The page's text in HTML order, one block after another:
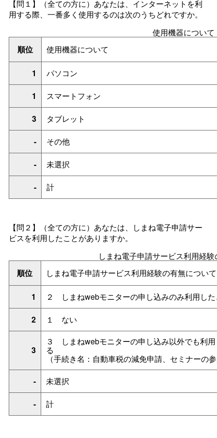
【問１】
（全ての方に）あなたは、インターネットを利
用する際、一番多く使用するのは次のうちどれですか。
使用機器について
順位
使用機器について
1 パソコン
1 スマートフォン
3 タブレット
- その他
- 未選択
- 計
【問２】
（全ての方に）あなたは、しまね電子申請サー
ビスを利用したことがありますか。
しまね電子申請サービス利用経
順位
しまね電子申請サービス利用経験の有無について
1 ２ しまねwebモニターの申し込みのみ利用し
2 １ ない
3
３ しまねwebモニターの申し込み以外でも利
る
（手続き名：自動車税の減免申請、セミナーの
-
未選択
- 計